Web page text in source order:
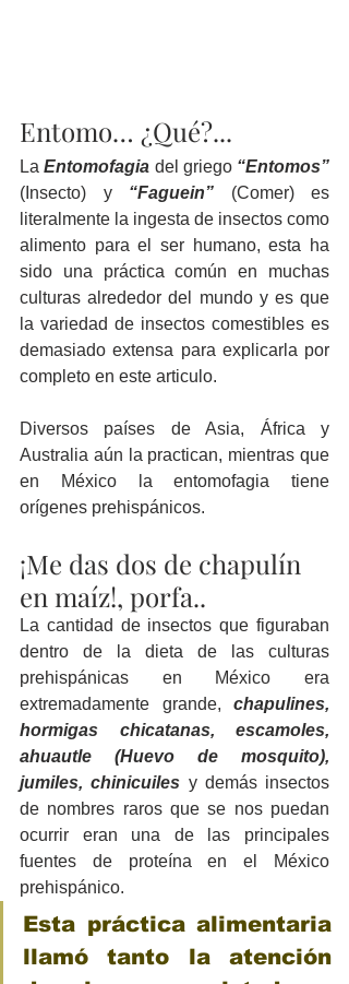
Entomo… ¿Qué?...
La Entomofagia del griego
(Insecto) y “Faguein”
(Comer) es
literalmente la ingesta de insectos como
alimento para el ser humano, esta ha
sido una práctica común en muchas
culturas alrededor del mundo y es que
la variedad de insectos comestibles es
demasiado extensa para explicarla por
completo en este articulo.
Diversos países de Asia, África y
Australia aún la practican, mientras que
en México la entomofagia tiene
orígenes prehispánicos.
¡Me das dos de chapulín
en maíz!, porfa..
La cantidad de insectos que figuraban
dentro de la dieta de las culturas
prehispánicas en México era
extremadamente grande, chapulines,
hormigas chicatanas, escamoles,
ahuautle (Huevo de mosquito),
jumiles, chinicuiles y demás insectos
de nombres raros que se nos puedan
ocurrir eran una de las principales
fuentes de proteína en el México
prehispánico.
Esta práctica alimentaria
llamó tanto la atención